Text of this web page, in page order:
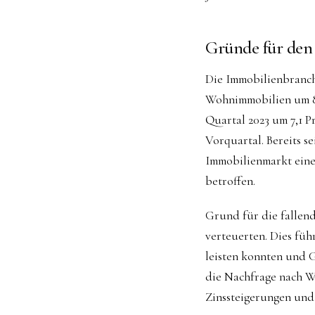
Gründe für
Die
Wohnimmobilien um
Quartal 2023 um 7,1
Vorquartal. Bereits
Immobilienmarkt
betroffen.
Grund für die
verteuerten. Dies
leisten konnten und
die Nachfrage nach
Zinssteigerungen